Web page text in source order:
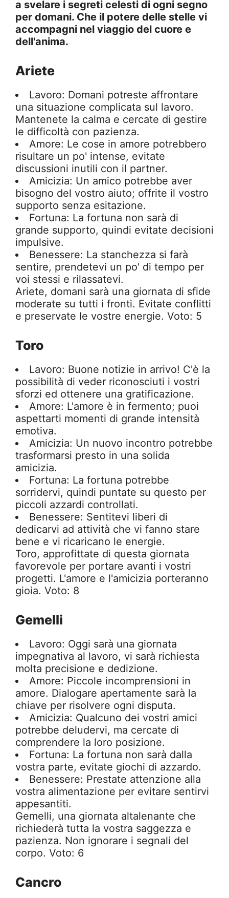
a svelare i segreti celesti di ogni segno
per domani. Che il potere delle stelle vi
accompagni nel viaggio del cuore e
dell'anima.
Ariete
Lavoro: Domani potreste affrontare
una situazione complicata sul lavoro.
Mantenete la calma e cercate di gestire
le difficoltà con pazienza.
Amore: Le cose in amore potrebbero
risultare un po' intense, evitate
discussioni inutili con il partner.
Amicizia: Un amico potrebbe aver
bisogno del vostro aiuto; offrite il vostro
supporto senza esitazione.
Fortuna: La fortuna non sarà di
grande supporto, quindi evitate decisioni
impulsive.
Benessere: La stanchezza si farà
sentire, prendetevi un po' di tempo per
voi stessi e rilassatevi.
Ariete, domani sarà una giornata di sfide
moderate su tutti i fronti. Evitate conflitti
e preservate le vostre energie. Voto: 5
Toro
Lavoro: Buone notizie in arrivo! C'è la
possibilità di veder riconosciuti i vostri
sforzi ed ottenere una gratificazione.
Amore: L'amore è in fermento; puoi
aspettarti momenti di grande intensità
emotiva.
Amicizia: Un nuovo incontro potrebbe
trasformarsi presto in una solida
amicizia.
Fortuna: La fortuna potrebbe
sorridervi, quindi puntate su questo per
piccoli azzardi controllati.
Benessere: Sentitevi liberi di
dedicarvi ad attività che vi fanno stare
bene e vi ricaricano le energie.
Toro, approfittate di questa giornata
favorevole per portare avanti i vostri
progetti. L'amore e l'amicizia porteranno
gioia. Voto: 8
Gemelli
Lavoro: Oggi sarà una giornata
impegnativa al lavoro, vi sarà richiesta
molta precisione e dedizione.
Amore: Piccole incomprensioni in
amore. Dialogare apertamente sarà la
chiave per risolvere ogni disputa.
Amicizia: Qualcuno dei vostri amici
potrebbe deludervi, ma cercate di
comprendere la loro posizione.
Fortuna: La fortuna non sarà dalla
vostra parte, evitate giochi di azzardo.
Benessere: Prestate attenzione alla
vostra alimentazione per evitare sentirvi
appesantiti.
Gemelli, una giornata altalenante che
richiederà tutta la vostra saggezza e
pazienza. Non ignorare i segnali del
corpo. Voto: 6
Cancro